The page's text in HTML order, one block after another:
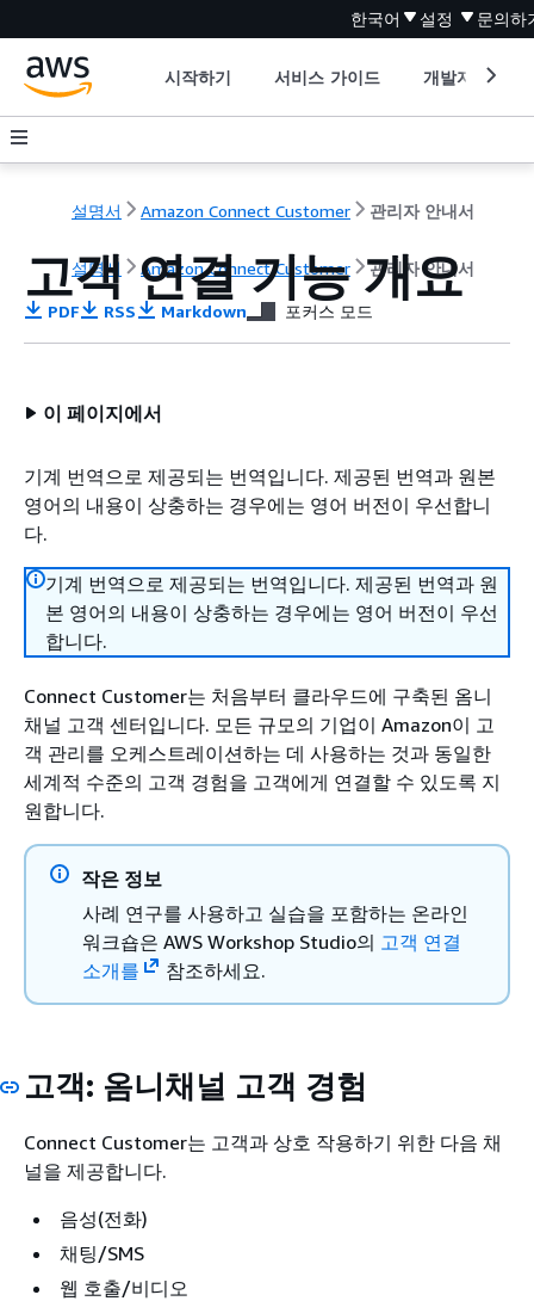
한국어 설정 문의하
시작하기 서비스 가이드 개발자 도구
설명서 Amazon Connect Customer 관리자 안내서
설명서 Amazon Connect Customer 관리자 안내서
고객 연결 기능 개요
PDF RSS Markdown 포커스 모드
이 페이지에서
기계 번역으로 제공되는 번역입니다. 제공된 번역과 원본
영어의 내용이 상충하는 경우에는 영어 버전이 우선합니
다.
기계 번역으로 제공되는 번역입니다. 제공된 번역과 원
본 영어의 내용이 상충하는 경우에는 영어 버전이 우선
합니다.
Connect Customer는 처음부터 클라우드에 구축된 옴니
채널 고객 센터입니다. 모든 규모의 기업이 Amazon이 고
객 관리를 오케스트레이션하는 데 사용하는 것과 동일한
세계적 수준의 고객 경험을 고객에게 연결할 수 있도록 지
원합니다.
작은 정보
사례 연구를 사용하고 실습을 포함하는 온라인
워크숍은 AWS Workshop Studio의 고객 연결
소개를
참조하세요.
고객: 옴니채널 고객 경험
Connect Customer는 고객과 상호 작용하기 위한 다음 채
널을 제공합니다.
음성(전화)
채팅/SMS
웹 호출/비디오